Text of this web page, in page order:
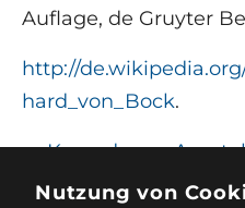
Nutzung von
Auflage, de Gruyter
http://
hard_von_Bock.
←Konrad
Peters zum 90.zum